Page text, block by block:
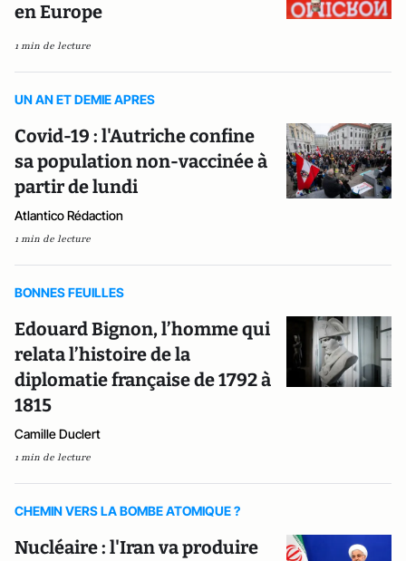
en Europe
1 min de lecture
UN AN ET DEMIE APRES
Covid-19 : l'Autriche confine
sa population non-vaccinée à
partir de lundi
Atlantico Rédaction
1 min de lecture
BONNES FEUILLES
Edouard Bignon, l’homme qui
relata l’histoire de la
diplomatie française de 1792 à
1815
Camille Duclert
1 min de lecture
CHEMIN VERS LA BOMBE ATOMIQUE ?
Nucléaire : l'Iran va produire